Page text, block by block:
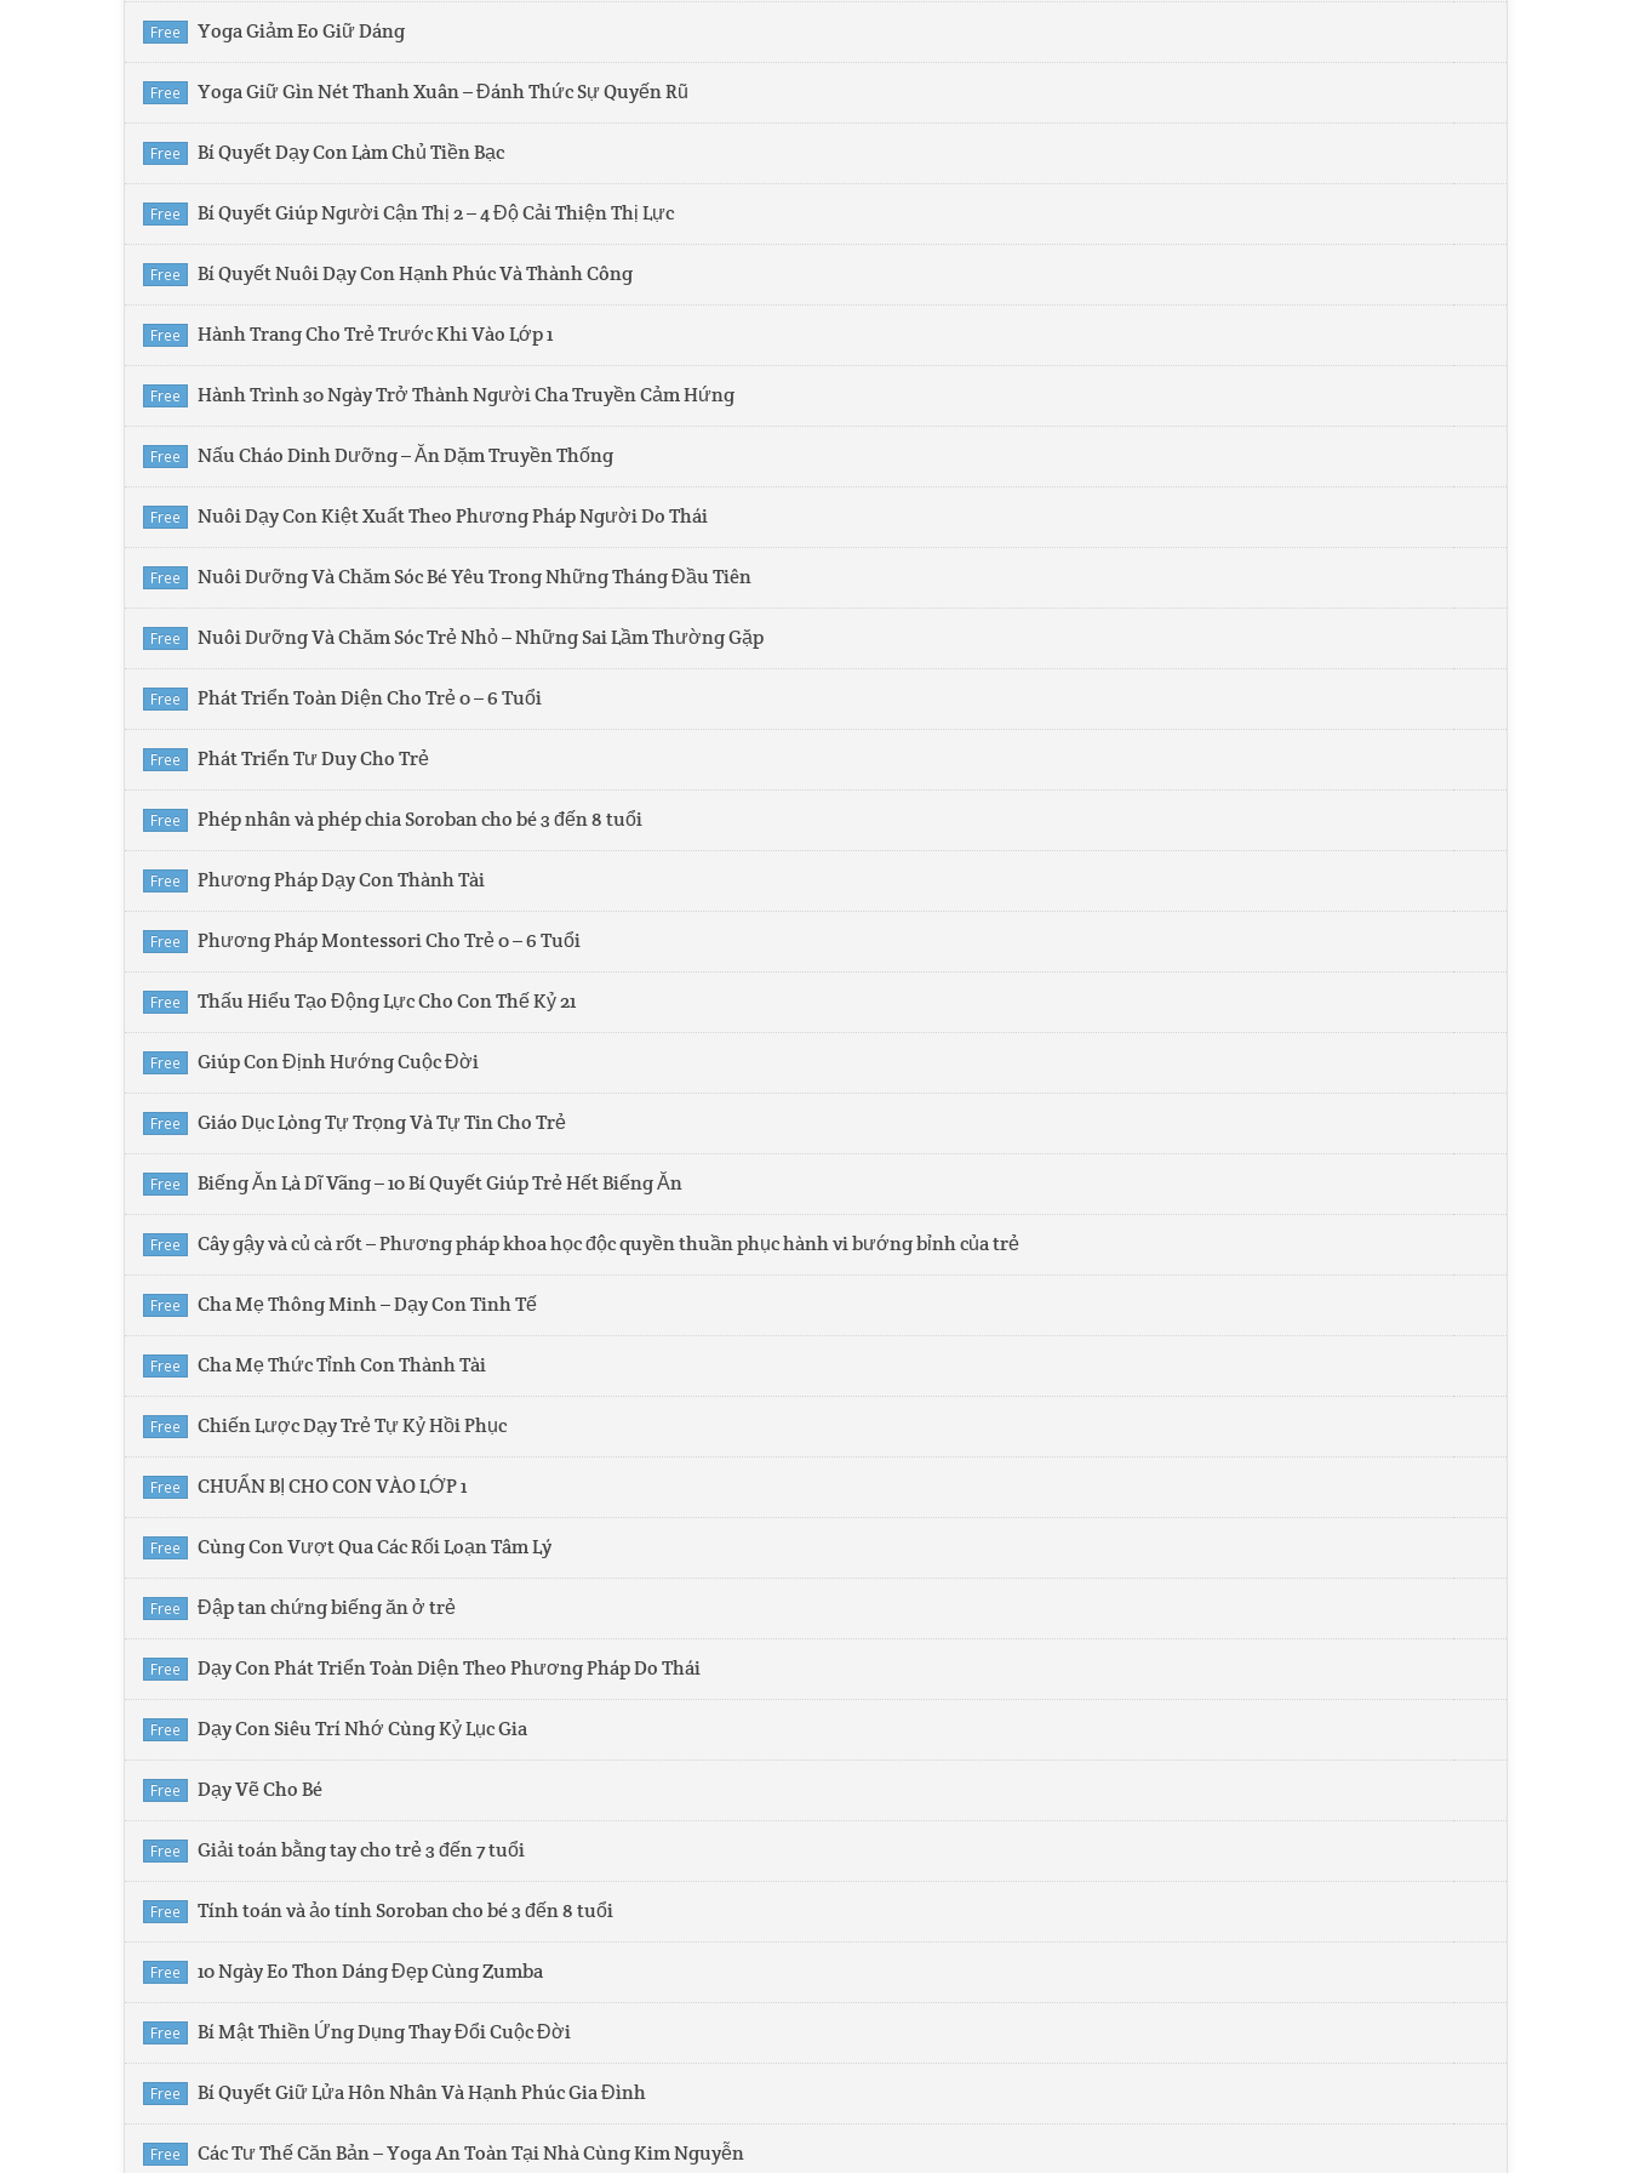
Free Yoga Giảm Eo Giữ Dáng
Free Yoga Giữ Gìn Nét Thanh Xuân – Đánh Thức Sự Quyến Rũ
Free Bí Quyết Dạy Con Làm Chủ Tiền Bạc
Free Bí Quyết Giúp Người Cận Thị 2 – 4 Độ Cải Thiện Thị Lực
Free Bí Quyết Nuôi Dạy Con Hạnh Phúc Và Thành Công
Free Hành Trang Cho Trẻ Trước Khi Vào Lớp 1
Free Hành Trình 30 Ngày Trở Thành Người Cha Truyền Cảm Hứng
Free Nấu Cháo Dinh Dưỡng – Ăn Dặm Truyền Thống
Free Nuôi Dạy Con Kiệt Xuất Theo Phương Pháp Người Do Thái
Free Nuôi Dưỡng Và Chăm Sóc Bé Yêu Trong Những Tháng Đầu Tiên
Free Nuôi Dưỡng Và Chăm Sóc Trẻ Nhỏ – Những Sai Lầm Thường Gặp
Free Phát Triển Toàn Diện Cho Trẻ 0 – 6 Tuổi
Free Phát Triển Tư Duy Cho Trẻ
Free Phép nhân và phép chia Soroban cho bé 3 đến 8 tuổi
Free Phương Pháp Dạy Con Thành Tài
Free Phương Pháp Montessori Cho Trẻ 0 – 6 Tuổi
Free Thấu Hiểu Tạo Động Lực Cho Con Thế Kỷ 21
Free Giúp Con Định Hướng Cuộc Đời
Free Giáo Dục Lòng Tự Trọng Và Tự Tin Cho Trẻ
Free Biếng Ăn Là Dĩ Vãng – 10 Bí Quyết Giúp Trẻ Hết Biếng Ăn
Free Cây gậy và củ cà rốt – Phương pháp khoa học độc quyền thuần phục hành vi bướng bỉnh của trẻ
Free Cha Mẹ Thông Minh – Dạy Con Tinh Tế
Free Cha Mẹ Thức Tỉnh Con Thành Tài
Free Chiến Lược Dạy Trẻ Tự Kỷ Hồi Phục
Free CHUẨN BỊ CHO CON VÀO LỚP 1
Free Cùng Con Vượt Qua Các Rối Loạn Tâm Lý
Free Đập tan chứng biếng ăn ở trẻ
Free Dạy Con Phát Triển Toàn Diện Theo Phương Pháp Do Thái
Free Dạy Con Siêu Trí Nhớ Cùng Kỷ Lục Gia
Free Dạy Vẽ Cho Bé
Free Giải toán bằng tay cho trẻ 3 đến 7 tuổi
Free Tính toán và ảo tính Soroban cho bé 3 đến 8 tuổi
Free 10 Ngày Eo Thon Dáng Đẹp Cùng Zumba
Free Bí Mật Thiền Ứng Dụng Thay Đổi Cuộc Đời
Free Bí Quyết Giữ Lửa Hôn Nhân Và Hạnh Phúc Gia Đình
Free Các Tư Thế Căn Bản – Yoga An Toàn Tại Nhà Cùng Kim Nguyễn